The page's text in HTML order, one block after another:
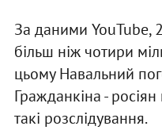
За даними YouTube,
більш ніж чотири
цьому Навальний
Гражданкіна -
такі розслідування.